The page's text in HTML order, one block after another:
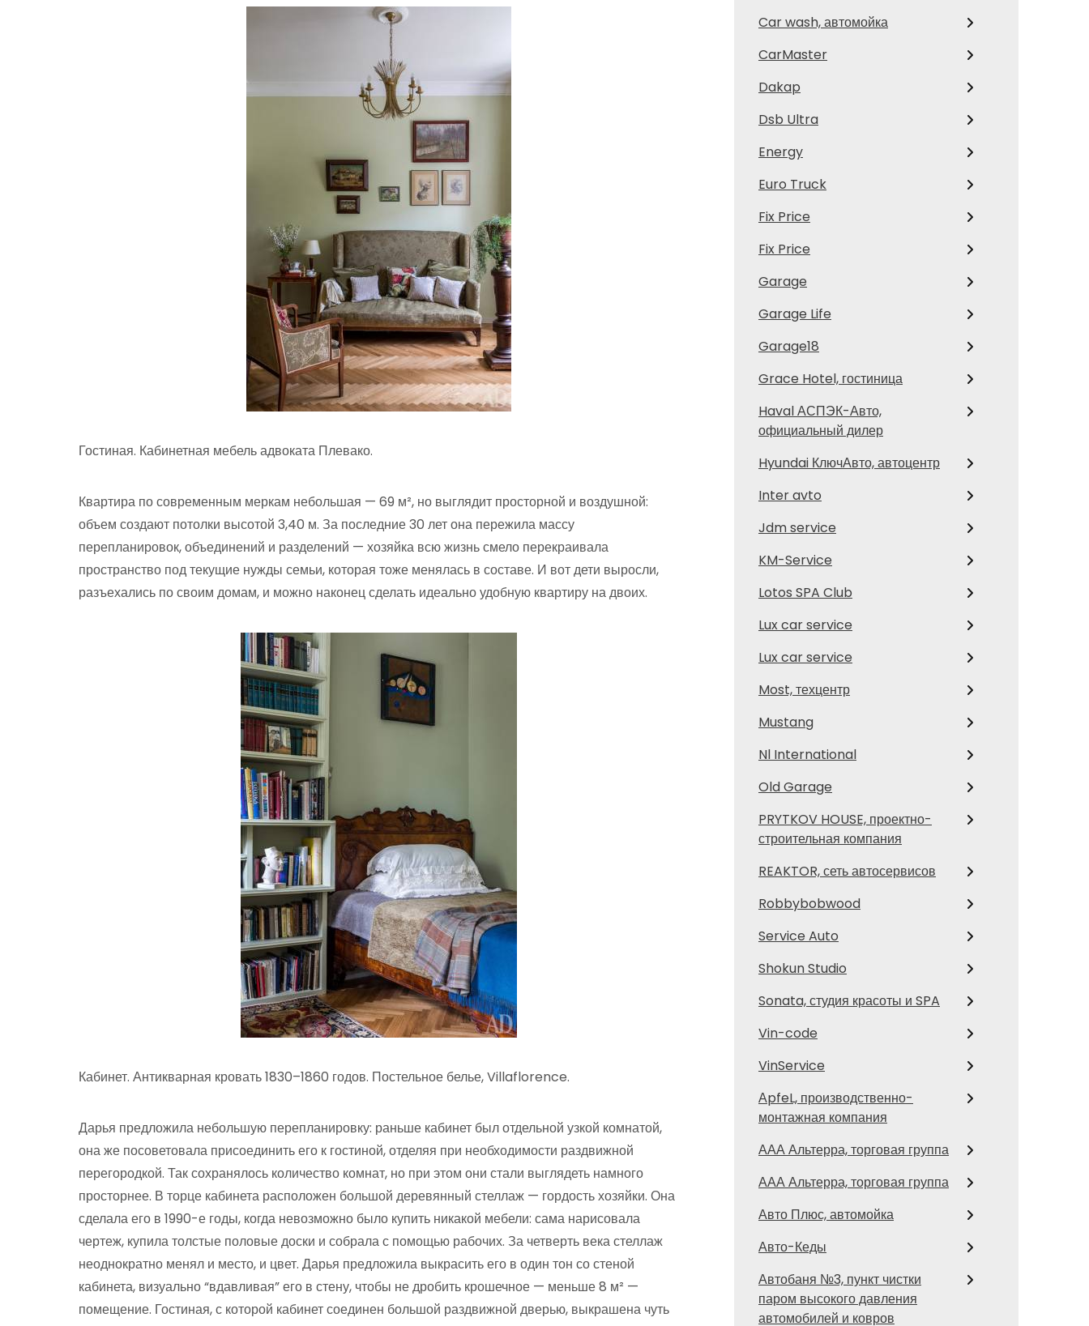
Гостиная. Кабинетная мебель адвоката Плевако.
Квартира по современным меркам небольшая — 69 м², но выглядит просторной и воздушной:
объем создают потолки высотой 3,40 м. За последние 30 лет она пережила массу
перепланировок, объединений и разделений — хозяйка всю жизнь смело перекраивала
пространство под текущие нужды семьи, которая тоже менялась в составе. И вот дети выросли,
разъехались по своим домам, и можно наконец сделать идеально удобную квартиру на двоих.
Кабинет. Антикварная кровать 1830–1860 годов. Постельное белье, Villaflorence.
Дарья предложила небольшую перепланировку: раньше кабинет был отдельной узкой комнатой,
она же посоветовала присоединить его к гостиной, отделяя при необходимости раздвижной
перегородкой. Так сохранялось количество комнат, но при этом они стали выглядеть намного
просторнее. В торце кабинета расположен большой деревянный стеллаж — гордость хозяйки. Она
сделала его в 1990-е годы, когда невозможно было купить никакой мебели: сама нарисовала
чертеж, купила толстые половые доски и собрала с помощью рабочих. За четверть века стеллаж
неоднократно менял и место, и цвет. Дарья предложила выкрасить его в один тон со стеной
кабинета, визуально “вдавливая” его в стену, чтобы не дробить крошечное — меньше 8 м² —
помещение. Гостиная, с которой кабинет соединен большой раздвижной дверью, выкрашена чуть
Car wash, автомойка
CarMaster
Dakap
Dsb Ultra
Energy
Euro Truck
Fix Price
Fix Price
Garage
Garage Life
Garage18
Grace Hotel, гостиница
Haval АСПЭК-Авто,
официальный дилер
Hyundai КлючАвто, автоцентр
Inter avto
Jdm service
KM-Service
Lotos SPA Club
Lux car service
Lux car service
Most, техцентр
Mustang
Nl International
Old Garage
PRYTKOV HOUSE, проектно-
строительная компания
REAKTOR, сеть автосервисов
Robbybobwood
Service Auto
Shokun Studio
Sonata, студия красоты и SPA
Vin-code
VinService
АpfeL, производственно-
монтажная компания
ААА Альтерра, торговая группа
ААА Альтерра, торговая группа
Авто Плюс, автомойка
Авто-Кеды
Автобаня №3, пункт чистки
паром высокого давления
автомобилей и ковров